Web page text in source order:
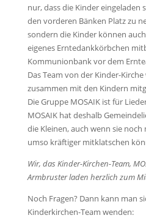
nur, dass die Kinder eingeladen
den vorderen Bänken Platz zu
sondern die Kinder können
eigenes Erntedankkörbchen
Kommunionbank vor dem
Das Team von der Kinder-
zusammen mit den Kindern
Die Gruppe MOSAIK ist für
MOSAIK hat deshalb
die Kleinen, auch wenn sie
umso kräftiger mitklatschen
Wir, das Kinder-Kirchen-Team,
Armbruster laden herzlich zum
Noch Fragen? Dann kann man
Kinderkirchen-Team wenden: